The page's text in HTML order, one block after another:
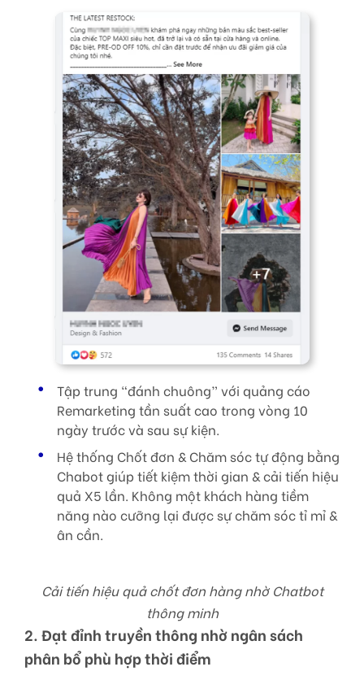
Tập trung “đánh chuông” với quảng cáo
Remarketing tần suất cao trong vòng 10
ngày trước và sau sự kiện.
Hệ thống Chốt đơn & Chăm sóc tự động bằng
Chabot giúp tiết kiệm thời gian & cải tiến hiệu
quả X5 lần. Không một khách hàng tiềm
năng nào cưỡng lại được sự chăm sóc tỉ mỉ &
ân cần.
Cải tiến hiệu quả chốt đơn hàng nhờ Chatbot
thông minh
2. Đạt đỉnh truyền thông nhờ ngân sách
phân bổ phù hợp thời điểm